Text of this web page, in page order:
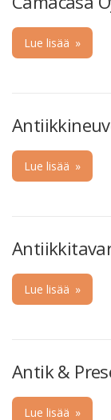
Lue lisää »
Lue lisää »
Lue lisää »
Antik &
Lue lisää »